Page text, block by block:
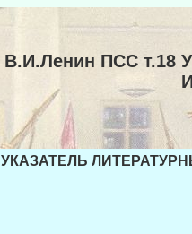
В.И.Ленин ПСС т.18
УКАЗАТЕЛЬ